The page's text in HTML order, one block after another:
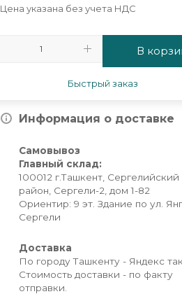
Цена указана без учета НДС
В
Быстрый заказ
Информация о доставке
Самовывоз
Главный склад:
100012 г.Ташкент, Сергелийский
район, Сергели-2, дом 1-82
Ориентир: 9 эт. Здание по ул.
Сергели
Доставка
По городу Ташкенту - Яндекс
Стоимость доставки - по факту
отправки.